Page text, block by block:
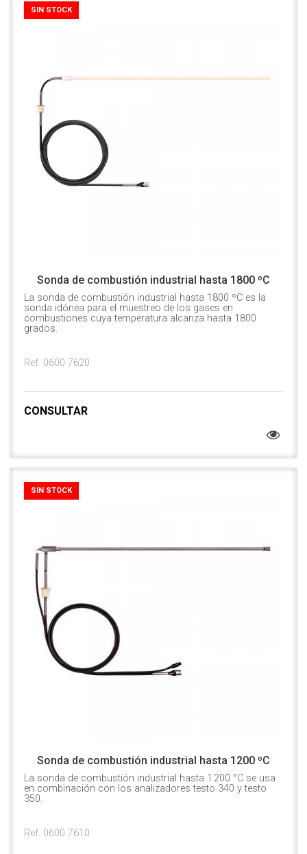
SIN STOCK
Sonda de combustión industrial hasta 1800 ºC
La sonda de combustión industrial hasta 1800 ºC es la
sonda idónea para el muestreo de los gases en
combustiones cuya temperatura alcanza hasta 1800
grados.
Ref. 0600 7620
CONSULTAR
SIN STOCK
Sonda de combustión industrial hasta 1200 ºC
La sonda de combustión industrial hasta 1 200 °C se usa
en combinación con los analizadores testo 340 y testo
350.
Ref. 0600 7610